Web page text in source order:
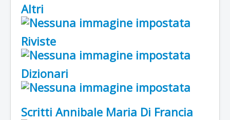
Altri
Riviste
Dizionari
Scritti Annibale Maria Di Francia